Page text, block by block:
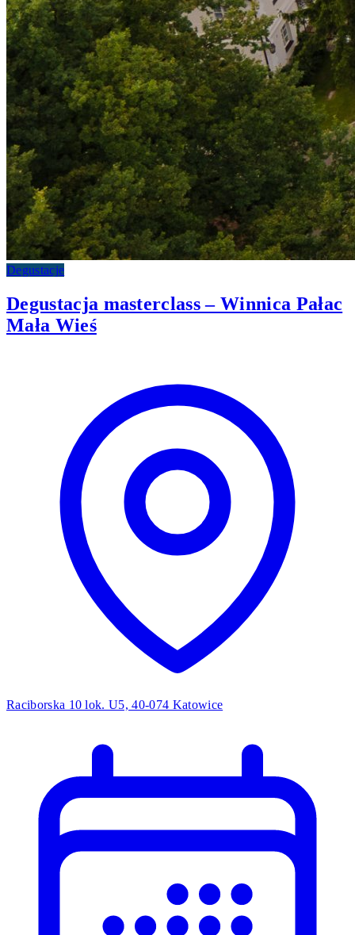
Degustacje
Degustacja masterclass – Winnica Pałac
Mała Wieś
Raciborska 10 lok. U5, 40-074 Katowice